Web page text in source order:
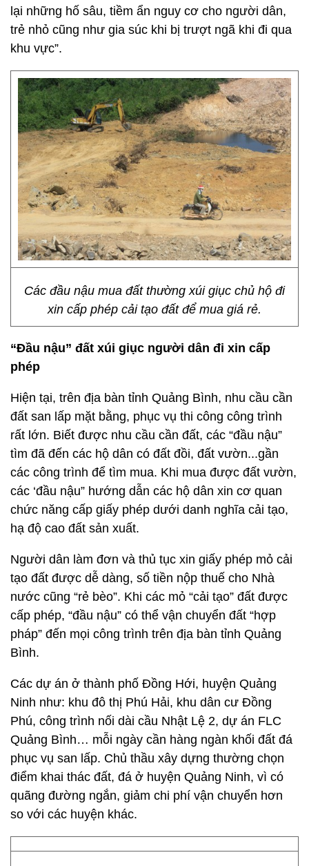
lại những hố sâu, tiềm ẩn nguy cơ cho người dân,
trẻ nhỏ cũng như gia súc khi bị trượt ngã khi đi qua
khu vực”.
Các đầu nậu mua đất thường xúi giục chủ hộ đi
xin cấp phép cải tạo đất để mua giá rẻ.
“Đầu nậu” đất xúi giục người dân đi xin cấp
phép
Hiện tại, trên địa bàn tỉnh Quảng Bình, nhu cầu cần
đất san lấp mặt bằng, phục vụ thi công công trình
rất lớn. Biết được nhu cầu cần đất, các “đầu nậu”
tìm đã đến các hộ dân có đất đồi, đất vườn...gần
các công trình để tìm mua. Khi mua được đất vườn,
các ‘đầu nậu” hướng dẫn các hộ dân xin cơ quan
chức năng cấp giấy phép dưới danh nghĩa cải tạo,
hạ độ cao đất sản xuất.
Người dân làm đơn và thủ tục xin giấy phép mỏ cải
tạo đất được dễ dàng, số tiền nộp thuế cho Nhà
nước cũng “rẻ bèo”. Khi các mỏ “cải tạo” đất được
cấp phép, “đầu nậu” có thể vận chuyển đất “hợp
pháp” đến mọi công trình trên địa bàn tỉnh Quảng
Bình.
Các dự án ở thành phố Đồng Hới, huyện Quảng
Ninh như: khu đô thị Phú Hải, khu dân cư Đồng
Phú, công trình nối dài cầu Nhật Lệ 2, dự án FLC
Quảng Bình… mỗi ngày cần hàng ngàn khối đất đá
phục vụ san lấp. Chủ thầu xây dựng thường chọn
điểm khai thác đất, đá ở huyện Quảng Ninh, vì có
quãng đường ngắn, giảm chi phí vận chuyển hơn
so với các huyện khác.